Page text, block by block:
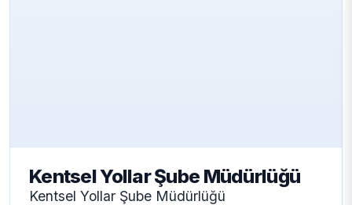
Kentsel Yollar Şube Müdürlüğü
Kentsel Yollar Şube Müdürlüğü